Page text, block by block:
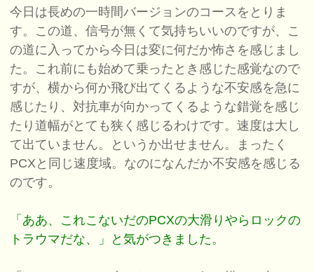
今日は長めの一時間バージョンのコースをとりま
す。この道、信号が無くて気持ちいいのですが、こ
の道に入ってから今日は変に何だか怖さを感じまし
た。これ前にも始めて乗ったとき感じた感覚なので
すが、横から何か飛び出てくるような不安感を急に
感じたり、対抗車が向かってくるような錯覚を感じ
たり道幅がとても狭く感じるわけです。速度は大し
て出ていません。というか出せません。まったく
PCXと同じ速度域。なのになんだか不安感を感じる
のです。
「ああ、これこないだのPCXの大滑りやらロックの
トラウマだな、」と気がつきました。